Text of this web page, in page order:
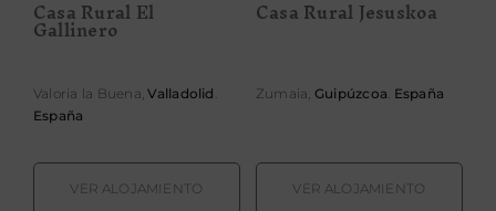
Casa Rural El
Gallinero
Valoria la Buena,Valladolid .
España
VER ALOJAMIENTO
Casa Rural Jesuskoa
Zumaia, Guipúzcoa. España
VER ALOJAMIENTO